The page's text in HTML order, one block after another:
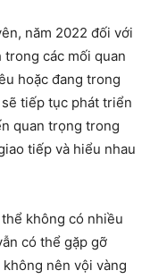
năm 2022 đối với
trong các mối quan
hoặc đang trong
tiếp tục phát triển
quan trọng trong
tiếp và hiểu nhau
không có nhiều
có thể gặp gỡ
nên vội vàng